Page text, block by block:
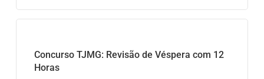
Concurso TJMG: Revisão de Véspera com 12
Horas